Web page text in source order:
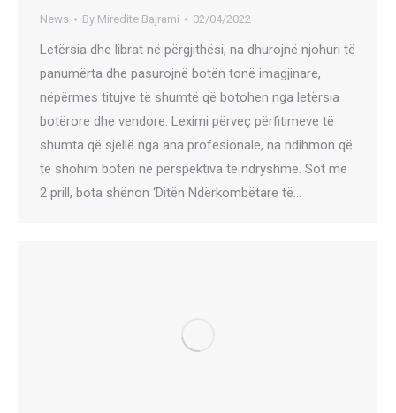
News By Miredite Bajrami 02/04/2022
Letërsia dhe librat në përgjithësi, na dhurojnë njohuri të
panumërta dhe pasurojnë botën tonë imagjinare,
nëpërmes titujve të shumtë që botohen nga letërsia
botërore dhe vendore. Leximi përveç përfitimeve të
shumta që sjellë nga ana profesionale, na ndihmon që
të shohim botën në perspektiva të ndryshme. Sot me
2 prill, bota shënon ‘Ditën Ndërkombëtare të…